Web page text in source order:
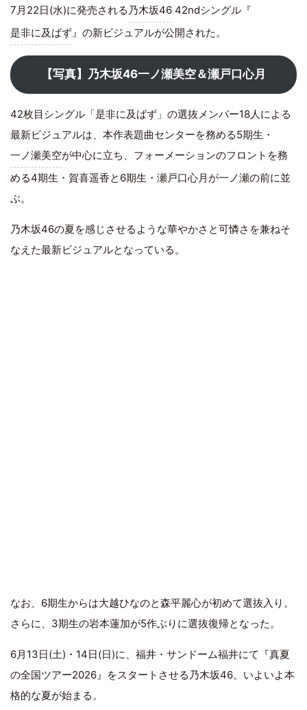
7月22日(水)に発売される 乃木坂46 42ndシングル『
是非に及ばず』の新ビジュアルが公開された。
【写真】乃木坂46一ノ瀬美空＆瀬戸口心月
42枚目シングル「是非に及ばず」の選抜メンバー18人による
最新ビジュアルは、本作表題曲センターを務める5期生・
一ノ瀬美空が中心に立ち、フォーメーションのフロントを務
める4期生・賀喜遥香と6期生・瀬戸口心月が一ノ瀬の前に並
ぶ。
乃木坂46の夏を感じさせるような華やかさと可憐さを兼ねそ
なえた最新ビジュアルとなっている。
なお、6期生からは大越ひなのと森平麗心が初めて選抜入り。
さらに、3期生の岩本蓮加が5作ぶりに選抜復帰となった。
6月13日(土)・14日(日)に、福井・サンドーム福井にて『真夏
の全国ツアー2026』をスタートさせる乃木坂46。いよいよ本
格的な夏が始まる。